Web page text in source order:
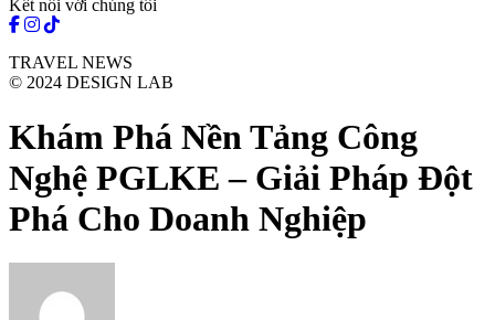
Kết nối với chúng tôi
TRAVEL NEWS
© 2024 DESIGN LAB
Khám Phá Nền Tảng Công
Nghệ PGLKE – Giải Pháp Đột
Phá Cho Doanh Nghiệp